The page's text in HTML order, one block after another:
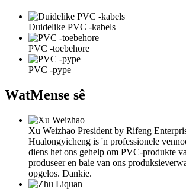
Duidelike PVC -kabels
PVC -toebehore
PVC -pype
WatMense sê
Xu Weizhao President by Rifeng
Hualongyicheng is 'n professionele
diens het ons gehelp om PVC-produkte
produseer en baie van ons
opgelos. Dankie.